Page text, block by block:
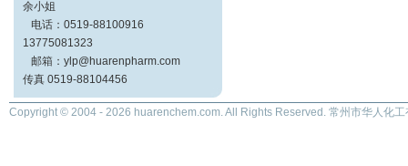
余小姐
电话：0519-88100916
13775081323
邮箱：ylp@huarenpharm.com
传真 0519-88104456
Copyright © 2004 - 2026 huarenchem.com. All Rights Reserved. 常州市华人化工